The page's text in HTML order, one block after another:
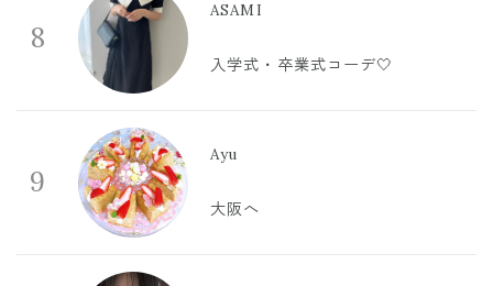
8
ASAMI
入学式・卒業式コーデ🤍
9
Ayu
大阪へ